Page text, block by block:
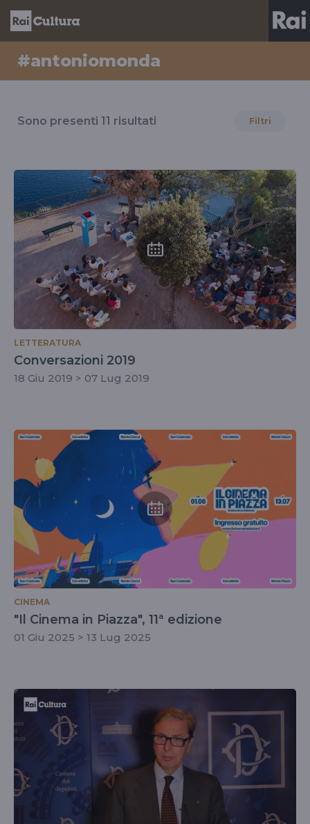
#antoniomonda
il
#antoniomonda
Sono presenti 11 risultati Filtri
LETTERATURA
Conversazioni 2019
18 Giu 2019 > 07 Lug 2019
CINEMA
"Il Cinema in Piazza", 11ª edizione
01 Giu 2025 > 13 Lug 2025